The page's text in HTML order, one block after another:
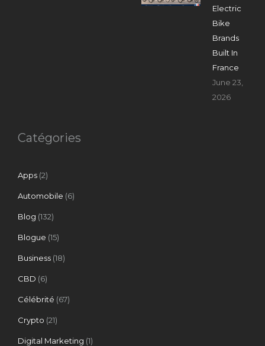
Electric
Bike
Brands
Built In
France
June 23,
2026
Catégories
Apps (2)
Automobile (6)
Blog (132)
Blogue (15)
Business (18)
CBD (6)
Célébrité (67)
Crypto (21)
Digital Marketing (1)